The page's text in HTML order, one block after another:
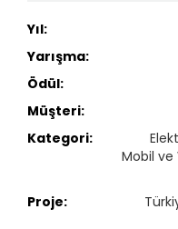
Mobil ve